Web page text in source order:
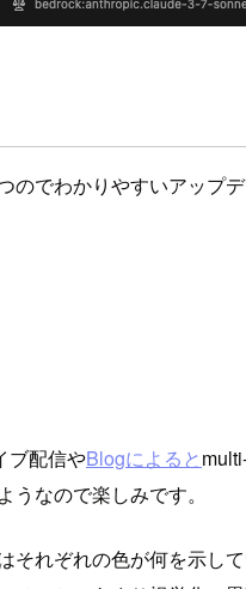
のでわかりやすいアップデ
ブ配信やBlogによると
うなので楽しみです。
それぞれの色が何を示し